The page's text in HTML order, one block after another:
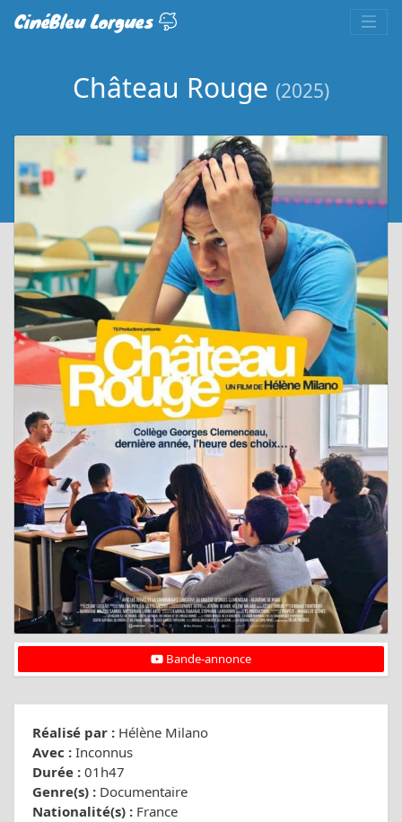
CinéBleu Lorgues
Château Rouge (2025)
Bande-annonce
Réalisé par : Hélène Milano
Avec : Inconnus
Durée : 01h47
Genre(s) : Documentaire
Nationalité(s) : France